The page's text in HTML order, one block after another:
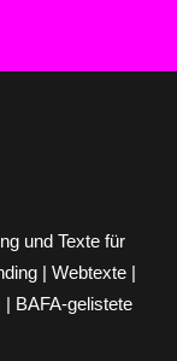
und Texte für
| Webtexte |
BAFA-gelistete